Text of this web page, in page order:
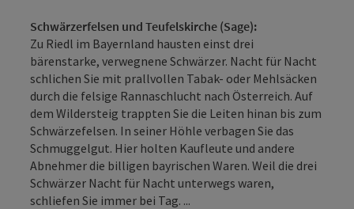
Schwärzerfelsen und Teufelskirche (Sage):
Zu Riedl im Bayernland hausten einst drei
bärenstarke, verwegnene Schwärzer. Nacht für Nacht
schlichen Sie mit prallvollen Tabak- oder Mehlsäcken
durch die felsige Rannaschlucht nach Österreich. Auf
dem Wildersteig trappten Sie die Leiten hinan bis zum
Schwärzefelsen. In seiner Höhle verbagen Sie das
Schmuggelgut. Hier holten Kaufleute und andere
Abnehmer die billigen bayrischen Waren. Weil die drei
Schwärzer Nacht für Nacht unterwegs waren,
schliefen Sie immer bei Tag. ...